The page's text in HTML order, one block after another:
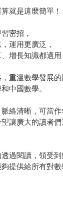
就是這麼簡單！
密招，
運用更廣泛，
增長知識都適用
重溫數學發展
中國數學。
絡清晰，可當
讓廣大的讀者
過閱讀，領受
提供給所有對